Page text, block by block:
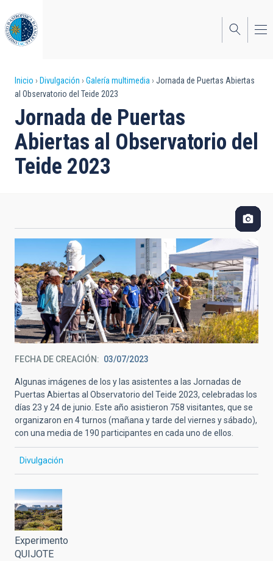
al
contenido
principal
Sobrescribir
enlaces
de
ayuda
a
Inicio Divulgación Galería multimedia
Jornada de Puertas Abiertas
al Observatorio del Teide 2023
Jornada de Puertas
Abiertas al Observatorio del
Teide 2023
FECHA DE CREACIÓN 03/07/2023
Algunas imágenes de los y las asistentes a las Jornadas de
Puertas Abiertas al Observatorio del Teide 2023, celebradas los
días 23 y 24 de junio. Este año asistieron 758 visitantes, que se
organizaron en 4 turnos (mañana y tarde del viernes y sábado),
con una media de 190 participantes en cada uno de ellos.
Divulgación
Experimento
QUIJOTE